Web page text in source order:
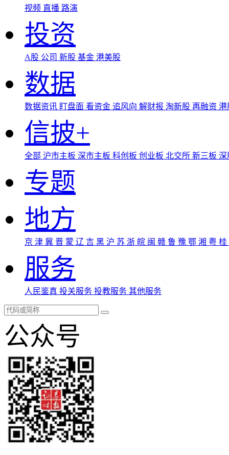
视频 直播 路演
投资
A股 公司 新股 基金 港美股
数据
数据资讯 盯盘面 看资金 追风向 解财报 淘新股 再融资
信披+
全部 沪市主板 深市主板 科创板 创业板 北交所 新三板
专题
地方
京 津 冀 晋 蒙 辽 吉 黑 沪 苏 浙 皖 闽 赣 鲁 豫 鄂 湘 粤 桂
服务
人民鉴真 投关服务 投教服务 其他服务
公众号